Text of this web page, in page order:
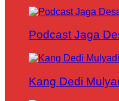
Podcast Jaga
Kang Dedi